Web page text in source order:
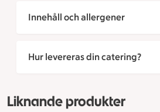
Innehåll och allergener
Hur levereras din catering?
Liknande produkter